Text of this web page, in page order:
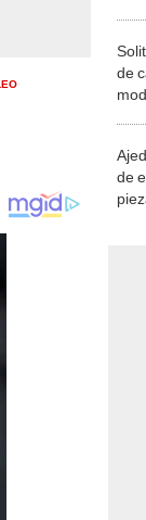
de
de